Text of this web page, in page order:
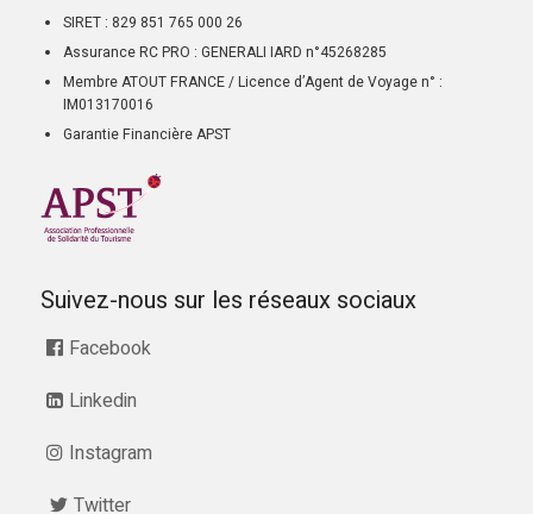
SIRET : 829 851 765 000 26
Assurance RC PRO : GENERALI IARD n°45268285
Membre ATOUT FRANCE / Licence d’Agent de Voyage n° :
IM013170016
Garantie Financière APST
Suivez-nous sur les réseaux sociaux
Facebook
Linkedin
Instagram
Twitter